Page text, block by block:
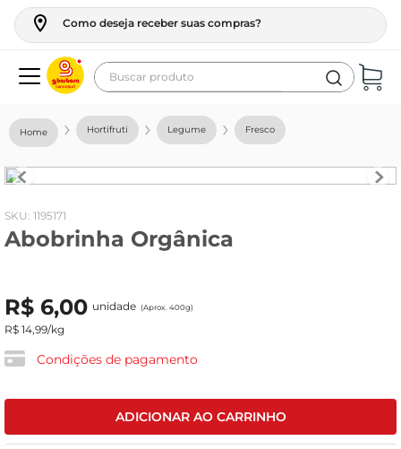
Como deseja receber suas compras?
Buscar produto
Hortifruti Legume Fresco
: 1195171
Abobrinha Orgânica
R$ 6,00 unidade (Aprox. 400g)
R$ 14,99/kg
Condições de pagamento
ADICIONAR AO CARRINHO
geladeira
fogao
café
frango
leite
vinho
leite pó